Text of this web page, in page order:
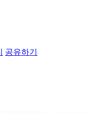
공유하기